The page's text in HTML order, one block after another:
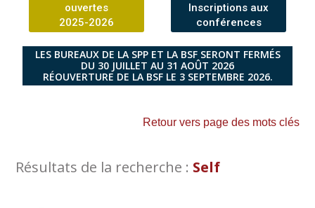
ouvertes
2025-2026
Inscriptions aux
conférences
LES BUREAUX DE LA SPP ET LA BSF SERONT FERMÉS
DU 30 JUILLET AU 31 AOÛT 2026
RÉOUVERTURE DE LA BSF LE 3 SEPTEMBRE 2026.
Retour vers page des mots clés
Résultats de la recherche : Self